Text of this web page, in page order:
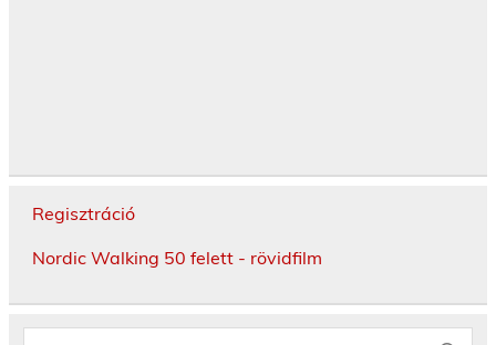
Regisztráció
Nordic Walking 50 felett - rövidfilm